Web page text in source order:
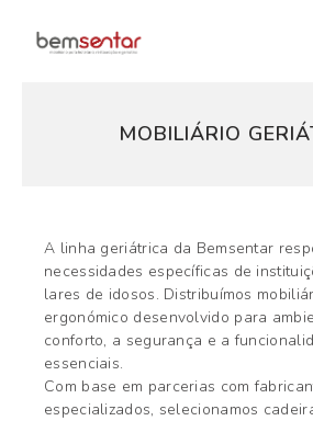
MOBILIÁRIO
A linha geriátrica da Bemsentar
necessidades específicas de
lares de idosos. Distribuímos
ergonómico desenvolvido para
conforto, a segurança e a
essenciais.
Com base em parcerias com
especializados, selecionamos